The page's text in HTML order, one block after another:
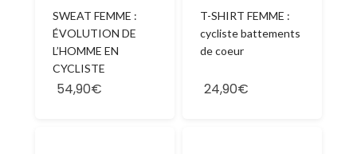
SWEAT FEMME :
ÉVOLUTION DE
L’HOMME EN
CYCLISTE
54,90€
T-SHIRT FEMME :
cycliste battements
de coeur
24,90€